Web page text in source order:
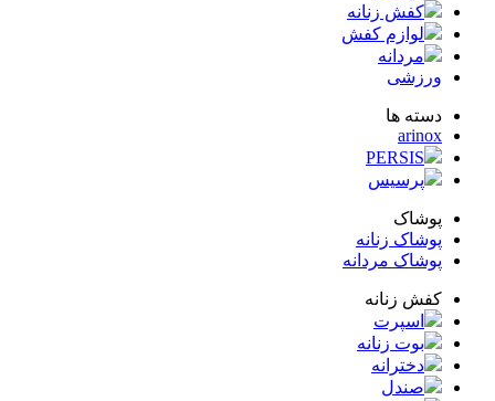
کفش زنانه
لوازم کفش
مردانه
ها
PERSIS
پرسیس
زنانه
مردانه
زنانه
اسپرت
بوت زنانه
دخترانه
صندل